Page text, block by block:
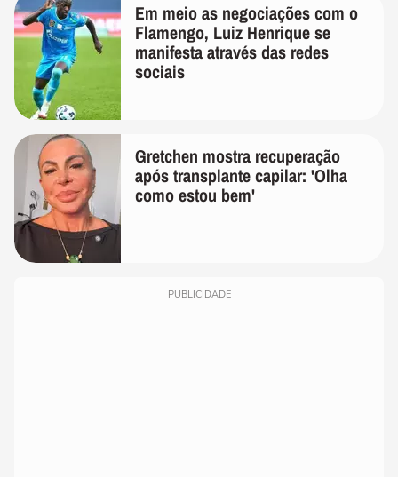
Em meio as negociações com o
Flamengo, Luiz Henrique se
manifesta através das redes
sociais
Gretchen mostra recuperação
após transplante capilar: 'Olha
como estou bem'
PUBLICIDADE